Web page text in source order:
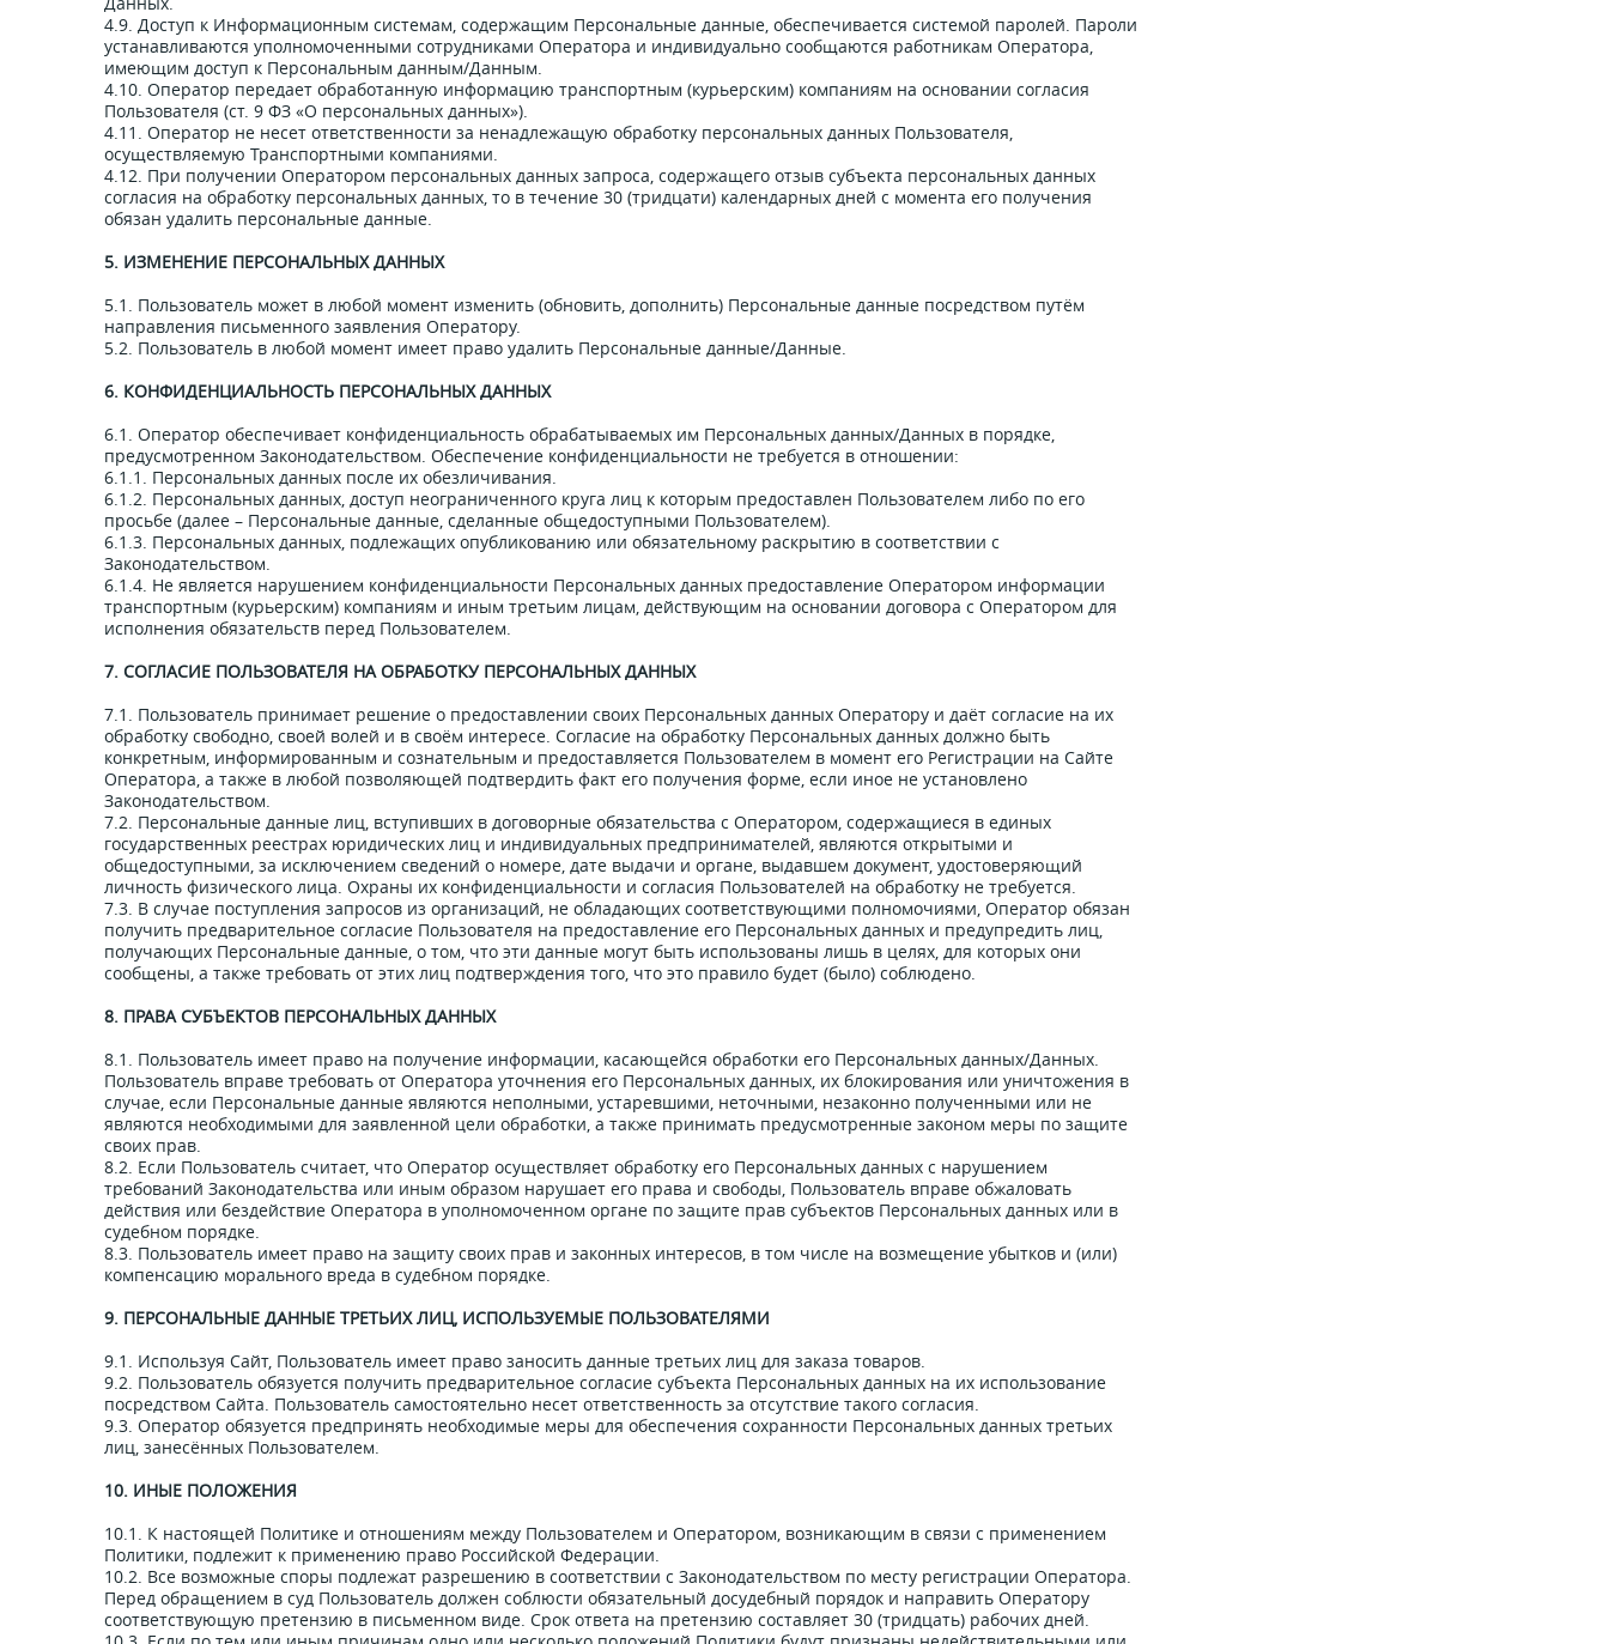
4.9. Доступ к Информационным системам, содержащим Персональные данные, обеспечивается системой паролей. Пароли
устанавливаются уполномоченными сотрудниками Оператора и индивидуально сообщаются работникам Оператора,
имеющим доступ к Персональным данным/Данным.
4.10. Оператор передает обработанную информацию транспортным (курьерским) компаниям на основании согласия
Пользователя (ст. 9 ФЗ «О персональных данных»).
4.11. Оператор не несет ответственности за ненадлежащую обработку персональных данных Пользователя,
осуществляемую Транспортными компаниями.
4.12. При получении Оператором персональных данных запроса, содержащего отзыв субъекта персональных данных
согласия на обработку персональных данных, то в течение 30 (тридцати) календарных дней с момента его получения
обязан удалить персональные данные.
5. ИЗМЕНЕНИЕ ПЕРСОНАЛЬНЫХ ДАННЫХ
5.1. Пользователь может в любой момент изменить (обновить, дополнить) Персональные данные посредством путём
направления письменного заявления Оператору.
5.2. Пользователь в любой момент имеет право удалить Персональные данные/Данные.
6. КОНФИДЕНЦИАЛЬНОСТЬ ПЕРСОНАЛЬНЫХ ДАННЫХ
6.1. Оператор обеспечивает конфиденциальность обрабатываемых им Персональных данных/Данных в порядке,
предусмотренном Законодательством. Обеспечение конфиденциальности не требуется в отношении:
6.1.1. Персональных данных после их обезличивания.
6.1.2. Персональных данных, доступ неограниченного круга лиц к которым предоставлен Пользователем либо по его
просьбе (далее – Персональные данные, сделанные общедоступными Пользователем).
6.1.3. Персональных данных, подлежащих опубликованию или обязательному раскрытию в соответствии с
Законодательством.
6.1.4. Не является нарушением конфиденциальности Персональных данных предоставление Оператором информации
транспортным (курьерским) компаниям и иным третьим лицам, действующим на основании договора с Оператором для
исполнения обязательств перед Пользователем.
7. СОГЛАСИЕ ПОЛЬЗОВАТЕЛЯ НА ОБРАБОТКУ ПЕРСОНАЛЬНЫХ ДАННЫХ
7.1. Пользователь принимает решение о предоставлении своих Персональных данных Оператору и даёт согласие на их
обработку свободно, своей волей и в своём интересе. Согласие на обработку Персональных данных должно быть
конкретным, информированным и сознательным и предоставляется Пользователем в момент его Регистрации на Сайте
Оператора, а также в любой позволяющей подтвердить факт его получения форме, если иное не установлено
Законодательством.
7.2. Персональные данные лиц, вступивших в договорные обязательства с Оператором, содержащиеся в единых
государственных реестрах юридических лиц и индивидуальных предпринимателей, являются открытыми и
общедоступными, за исключением сведений о номере, дате выдачи и органе, выдавшем документ, удостоверяющий
личность физического лица. Охраны их конфиденциальности и согласия Пользователей на обработку не требуется.
7.3. В случае поступления запросов из организаций, не обладающих соответствующими полномочиями, Оператор обязан
получить предварительное согласие Пользователя на предоставление его Персональных данных и предупредить лиц,
получающих Персональные данные, о том, что эти данные могут быть использованы лишь в целях, для которых они
сообщены, а также требовать от этих лиц подтверждения того, что это правило будет (было) соблюдено.
8. ПРАВА СУБЪЕКТОВ ПЕРСОНАЛЬНЫХ ДАННЫХ
8.1. Пользователь имеет право на получение информации, касающейся обработки его Персональных данных/Данных.
Пользователь вправе требовать от Оператора уточнения его Персональных данных, их блокирования или уничтожения в
случае, если Персональные данные являются неполными, устаревшими, неточными, незаконно полученными или не
являются необходимыми для заявленной цели обработки, а также принимать предусмотренные законом меры по защите
своих прав.
8.2. Если Пользователь считает, что Оператор осуществляет обработку его Персональных данных с нарушением
требований Законодательства или иным образом нарушает его права и свободы, Пользователь вправе обжаловать
действия или бездействие Оператора в уполномоченном органе по защите прав субъектов Персональных данных или в
судебном порядке.
8.3. Пользователь имеет право на защиту своих прав и законных интересов, в том числе на возмещение убытков и (или)
компенсацию морального вреда в судебном порядке.
9. ПЕРСОНАЛЬНЫЕ ДАННЫЕ ТРЕТЬИХ ЛИЦ, ИСПОЛЬЗУЕМЫЕ ПОЛЬЗОВАТЕЛЯМИ
9.1. Используя Сайт, Пользователь имеет право заносить данные третьих лиц для заказа товаров.
9.2. Пользователь обязуется получить предварительное согласие субъекта Персональных данных на их использование
посредством Сайта. Пользователь самостоятельно несет ответственность за отсутствие такого согласия.
9.3. Оператор обязуется предпринять необходимые меры для обеспечения сохранности Персональных данных третьих
лиц, занесённых Пользователем.
10. ИНЫЕ ПОЛОЖЕНИЯ
10.1. К настоящей Политике и отношениям между Пользователем и Оператором, возникающим в связи с применением
Политики, подлежит к применению право Российской Федерации.
10.2. Все возможные споры подлежат разрешению в соответствии с Законодательством по месту регистрации Оператора.
Перед обращением в суд Пользователь должен соблюсти обязательный досудебный порядок и направить Оператору
соответствующую претензию в письменном виде. Срок ответа на претензию составляет 30 (тридцать) рабочих дней.